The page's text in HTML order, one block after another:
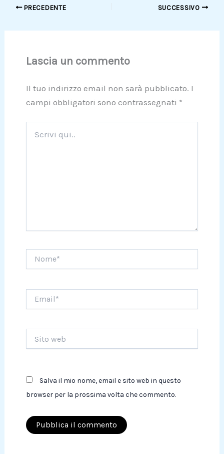
PRECEDENTE SUCCESSIVO
Lascia un commento
Il tuo indirizzo email non sarà pubblicato. I
campi obbligatori sono contrassegnati *
qui..
web
Salva il mio nome, email e sito web in questo
browser per la prossima volta che commento.